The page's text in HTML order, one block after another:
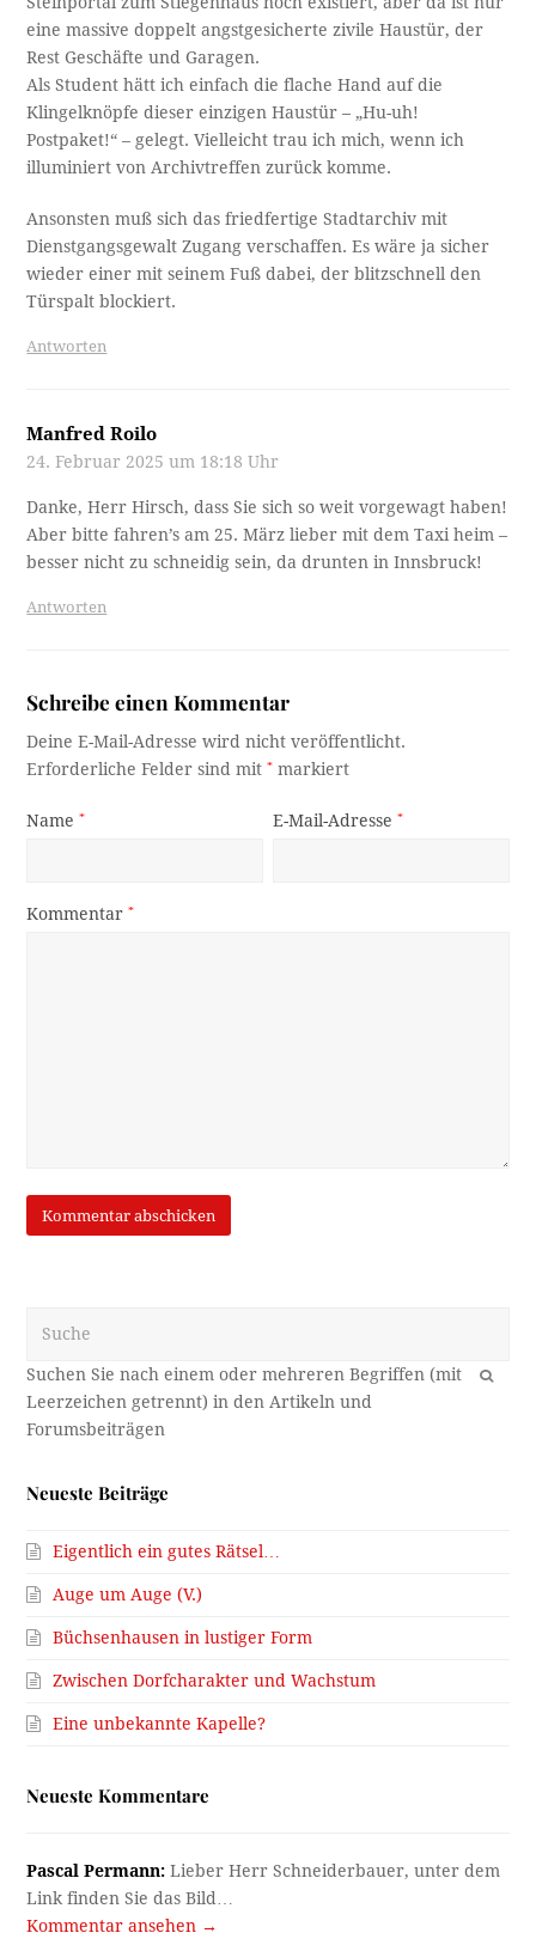
eine massive doppelt angstgesicherte zivile Haustür, der
Rest Geschäfte und Garagen.
Als Student hätt ich einfach die flache Hand auf die
Klingelknöpfe dieser einzigen Haustür – „Hu-uh!
Postpaket!“ – gelegt. Vielleicht trau ich mich, wenn ich
illuminiert von Archivtreffen zurück komme.
Ansonsten muß sich das friedfertige Stadtarchiv mit
Dienstgangsgewalt Zugang verschaffen. Es wäre ja sicher
wieder einer mit seinem Fuß dabei, der blitzschnell den
Türspalt blockiert.
Antworten
Manfred Roilo
24. Februar 2025 um 18:18 Uhr
Danke, Herr Hirsch, dass Sie sich so weit vorgewagt haben!
Aber bitte fahren’s am 25. März lieber mit dem Taxi heim –
besser nicht zu schneidig sein, da drunten in Innsbruck!
Antworten
Schreibe einen Kommentar
Deine E-Mail-Adresse wird nicht veröffentlicht.
Erforderliche Felder sind mit* markiert
Name* E-Mail-Adresse*
Kommentar*
OK
Neueste Beiträge
Eigentlich ein gutes Rätsel…
Auge um Auge (V.)
Büchsenhausen in lustiger Form
Zwischen Dorfcharakter und Wachstum
Eine unbekannte Kapelle?
Neueste Kommentare
Pascal Permann: Lieber Herr Schneiderbauer, unter dem
Link finden Sie das Bild…
Kommentar ansehen →